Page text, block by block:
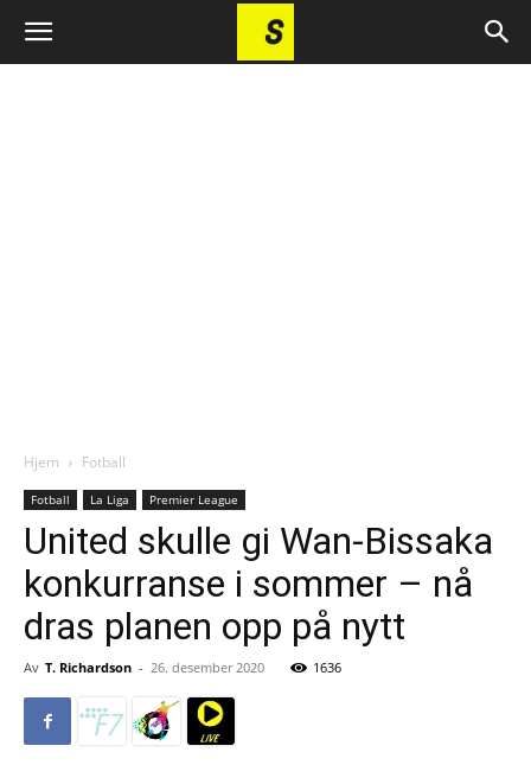
Hjem Fotball
Fotball La Liga Premier League
United skulle gi Wan-Bissaka
konkurranse i sommer – nå
dras planen opp på nytt
Av T. Richardson - 26. desember 2020 1636